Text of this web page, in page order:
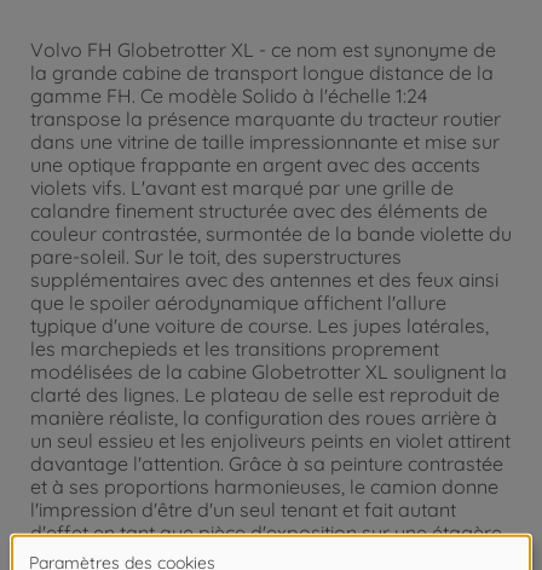
Volvo FH Globetrotter XL - ce nom est synonyme de
la grande cabine de transport longue distance de la
gamme FH. Ce modèle Solido à l'échelle 1:24
transpose la présence marquante du tracteur routier
dans une vitrine de taille impressionnante et mise sur
une optique frappante en argent avec des accents
violets vifs. L'avant est marqué par une grille de
calandre finement structurée avec des éléments de
couleur contrastée, surmontée de la bande violette du
pare-soleil. Sur le toit, des superstructures
supplémentaires avec des antennes et des feux ainsi
que le spoiler aérodynamique affichent l'allure
typique d'une voiture de course. Les jupes latérales,
les marchepieds et les transitions proprement
modélisées de la cabine Globetrotter XL soulignent la
clarté des lignes. Le plateau de selle est reproduit de
manière réaliste, la configuration des roues arrière à
un seul essieu et les enjoliveurs peints en violet attirent
davantage l'attention. Grâce à sa peinture contrastée
et à ses proportions harmonieuses, le camion donne
l'impression d'être d'un seul tenant et fait autant
d'effet en tant que pièce d'exposition sur une étagère
qu'à côté d'autres tracteurs européens. Depuis 1932,